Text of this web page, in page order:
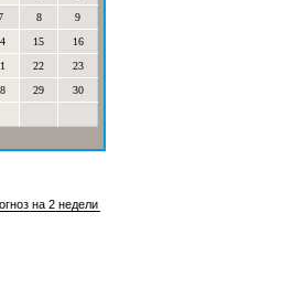
8
9
15
16
22
23
29
30